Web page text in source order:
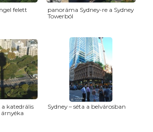
felett
panoráma Sydney-re a Sydney
Towerból
katedrális
árnyéka
Sydney – séta a belvárosban